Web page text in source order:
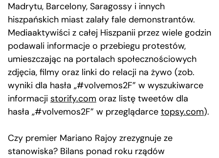
Madrytu, Barcelony, Saragossy i innych
hiszpańskich miast zalały fale demonstrantów.
Mediaaktywiści z całej Hiszpanii przez wiele godzin
podawali informacje o przebiegu protestów,
umieszczając na portalach społecznościowych
zdjęcia, filmy oraz linki do relacji na żywo (zob.
wyniki dla hasła „#volvemos2F” w wyszukiwarce
informacji storify.com oraz listę tweetów dla
hasła „#volvemos2F” w przeglądarce topsy.com).
Czy premier Mariano Rajoy zrezygnuje ze
stanowiska? Bilans ponad roku rządów